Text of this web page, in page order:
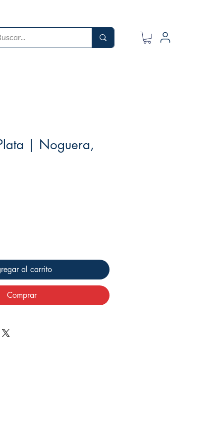
| Noguera,
al carrito
Comprar